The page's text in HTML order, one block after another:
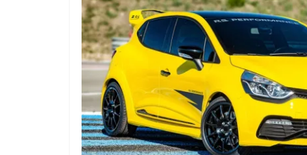
Seguridad
Llamada
Mercedes
entre
4 de septiembre
0